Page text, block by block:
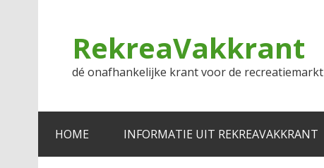
RekreaVakkrant
dé onafhankelijke krant voor de recreatiemarkt
HOME INFORMATIE UIT REKREAVAKKRANT